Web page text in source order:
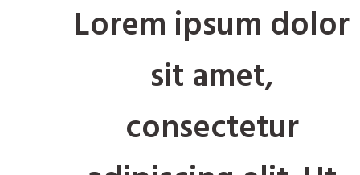
Lorem ipsum dolor
sit amet,
consectetur